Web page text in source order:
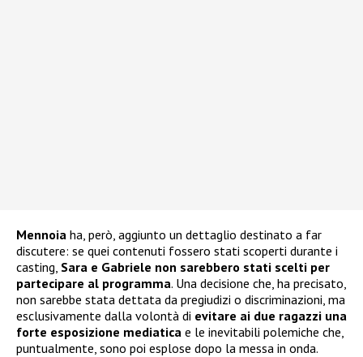
Mennoia ha, però, aggiunto un dettaglio destinato a far
discutere: se quei contenuti fossero stati scoperti durante i
casting, Sara e Gabriele non sarebbero stati scelti per
partecipare al programma. Una decisione che, ha precisato,
non sarebbe stata dettata da pregiudizi o discriminazioni, ma
esclusivamente dalla volontà di evitare ai due ragazzi una
forte esposizione mediatica e le inevitabili polemiche che,
puntualmente, sono poi esplose dopo la messa in onda.